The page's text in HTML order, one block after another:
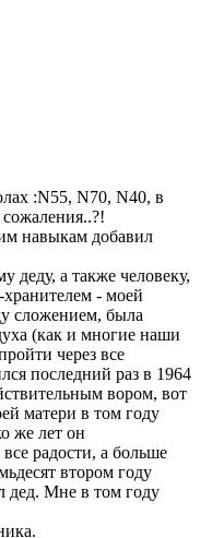
:N55, N70, N40, в
навыкам добавил
а также человеку,
хранителем - моей
сложением, была
(как и многие наши
через все
последний раз в 1964
вором, вот
матери в том году
же лет он
радости, а больше
втором году
дед. Мне в том году